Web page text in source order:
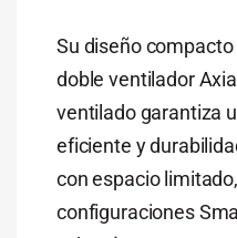
Su diseño
doble ventilador
ventilado garantiza
eficiente y
con espacio
configuraciones